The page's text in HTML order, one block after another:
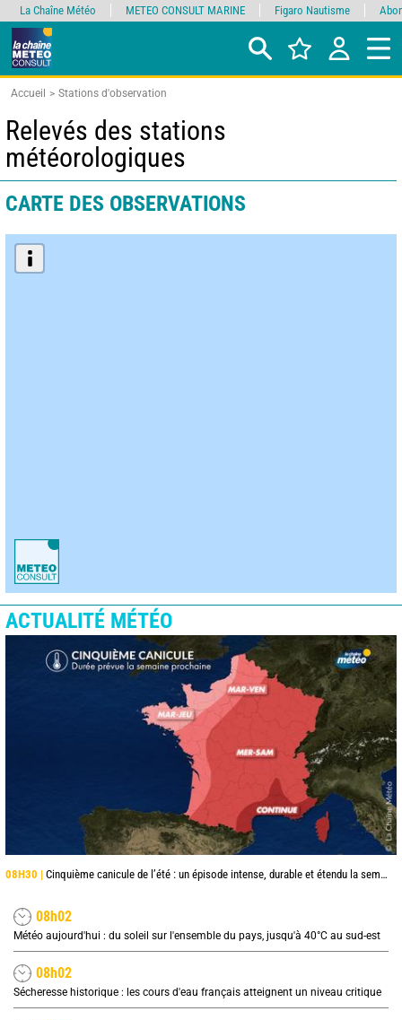
Accueil Stations d'observation
Relevés des stations
météorologiques
CARTE DES OBSERVATIONS
ACTUALITÉ MÉTÉO
08H30 | Cinquième canicule de l’été : un épisode intense, durable et étendu la semaine prochaine
08h02
Météo aujourd'hui : du soleil sur l'ensemble du pays, jusqu'à 40°C au sud-est
08h02
Sécheresse historique : les cours d'eau français atteignent un niveau critique
La Chaîne Météo METEO CONSULT MARINE Figaro Nautisme